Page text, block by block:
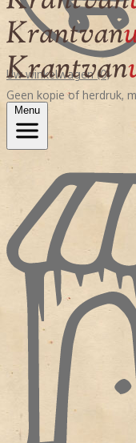
Uw winkelwagen (0)
Geen kopie of herdruk,
Menu